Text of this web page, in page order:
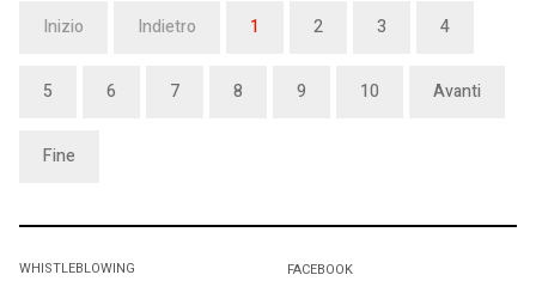
Inizio Indietro 1 2 3 4
5 6 7 8 9 10 Avanti
Fine
WHISTLEBLOWING
FACEBOOK